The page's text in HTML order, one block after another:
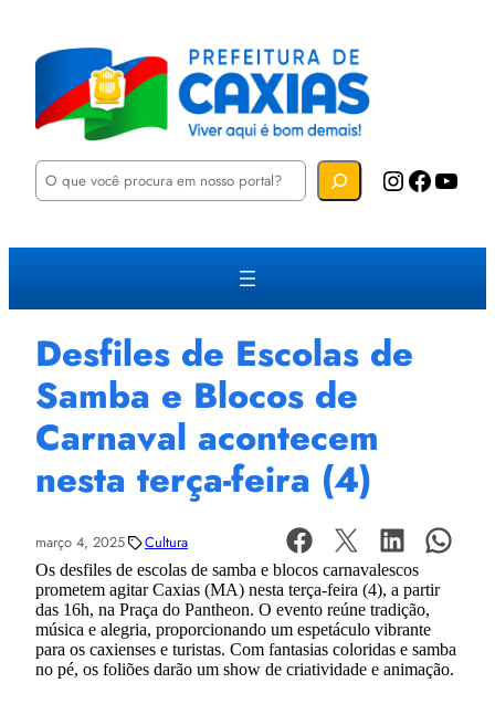
P
u
a
Instagram Facebook YouTube
Desfiles de Escolas de
Samba e Blocos de
Carnaval acontecem
nesta terça-feira (4)
março 4, 2025 Cultura
Os desfiles de escolas de samba e blocos carnavalescos
prometem agitar Caxias (MA) nesta terça-feira (4), a partir
das 16h, na Praça do Pantheon. O evento reúne tradição,
música e alegria, proporcionando um espetáculo vibrante
para os caxienses e turistas. Com fantasias coloridas e samba
no pé, os foliões darão um show de criatividade e animação.